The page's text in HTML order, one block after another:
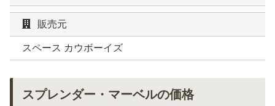
販売元
スペース カウボーイズ
スプレンダー・マーベルの価格